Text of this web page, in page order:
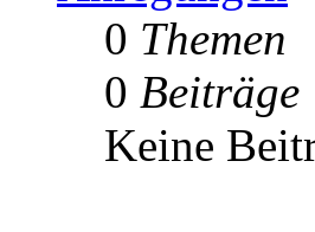
0 Themen
0 Beiträge
Keine